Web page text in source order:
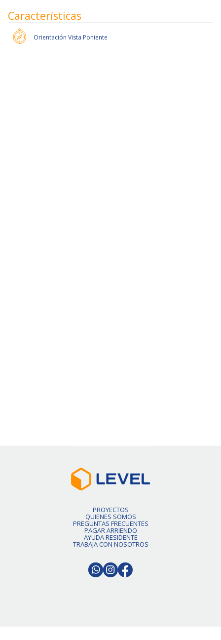
Características
Orientación Vista Poniente
PROYECTOS
QUIENES SOMOS
PREGUNTAS FRECUENTES
PAGAR ARRIENDO
AYUDA RESIDENTE
TRABAJA CON NOSOTROS